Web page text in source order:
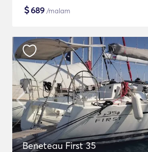
$689 /malam
Beneteau First 35